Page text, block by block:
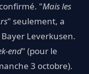
"Mais les
" seulement, a
Leverkusen.
end" (pour le
3 octobre).